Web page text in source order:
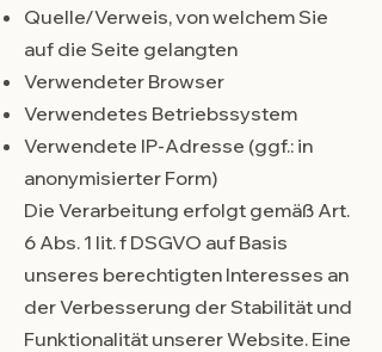
Quelle/Verweis, von welchem Sie
auf die Seite gelangten
Verwendeter Browser
Verwendetes Betriebssystem
Verwendete IP-Adresse (ggf.: in
anonymisierter Form)
Die Verarbeitung erfolgt gemäß Art.
6 Abs. 1 lit. f DSGVO auf Basis
unseres berechtigten Interesses an
der Verbesserung der Stabilität und
Funktionalität unserer Website. Eine